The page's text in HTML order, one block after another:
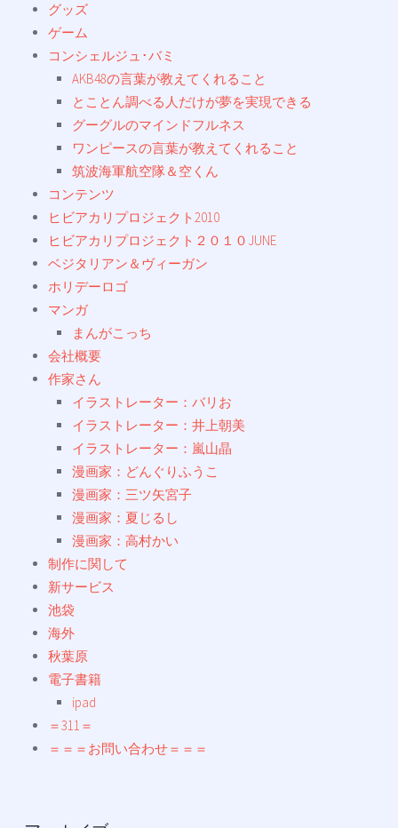
グッズ
ゲーム
コンシェルジュ･バミ
AKB48の言葉が教えてくれること
とことん調べる人だけが夢を実現できる
グーグルのマインドフルネス
ワンピースの言葉が教えてくれること
筑波海軍航空隊＆空くん
コンテンツ
ヒビアカリプロジェクト2010
ヒビアカリプロジェクト２０１０JUNE
ベジタリアン＆ヴィーガン
ホリデーロゴ
マンガ
まんがこっち
会社概要
作家さん
イラストレーター：バリお
イラストレーター：井上朝美
イラストレーター：嵐山晶
漫画家：どんぐりふうこ
漫画家：三ツ矢宮子
漫画家：夏じるし
漫画家：高村かい
制作に関して
新サービス
池袋
海外
秋葉原
電子書籍
ipad
＝311＝
＝＝＝お問い合わせ＝＝＝